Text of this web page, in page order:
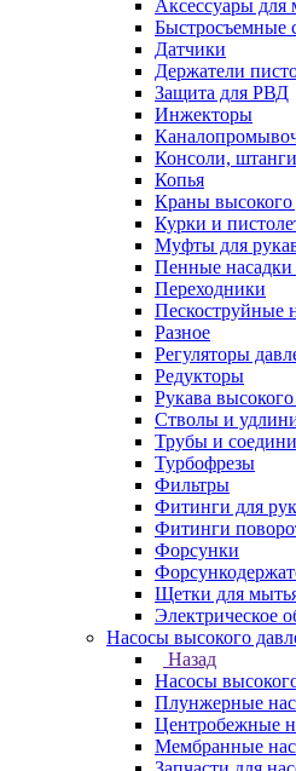
Аксессуары для
Быстросъемные
Датчики
Держатели
Защита для РВД
Инжекторы
Консоли,
Копья
Краны высокого
Курки и
Муфты для
Пенные
Переходники
Пескоструйные
Разное
Регуляторы
Редукторы
Рукава
Стволы и
Трубы и
Турбофрезы
Фильтры
Фитинги для
Фитинги
Форсунки
Щетки для
Электрическое
Насосы высокого
Назад
Насосы
Плунжерные
Центробежные
Мембранные